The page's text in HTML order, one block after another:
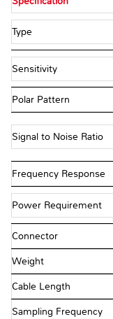
Type
Sensitivity
Polar Pattern
Signal to Noise Ratio
Frequency Response
Power Requirement
Connector
Weight
Cable Length
Sampling Frequency